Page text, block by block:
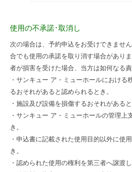
使用の不承諾･取消し
次の場合は、予約申込をお受けできませ
合でも使用の承諾を取り消す場合があり
者が損害を受けた場合、当方は如何なる責
・サンキュー ア・ミューホールにおける
るおそれがあると認められるとき。
・施設及び設備を損傷するおそれがある
・サンキュー ア・ミューホールの管理上
き。
・申込書に記載された使用目的以外に使
き。
・認められた使用の権利を第三者へ譲渡